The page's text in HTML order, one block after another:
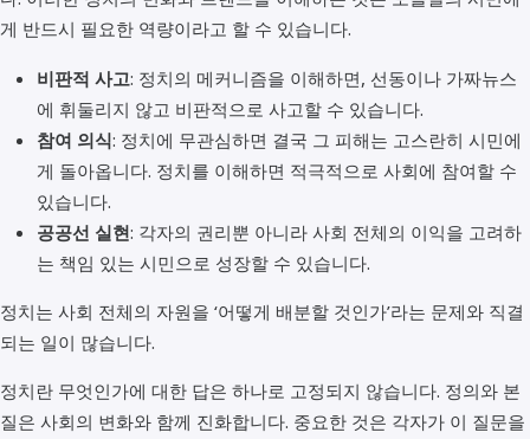
게 반드시 필요한 역량이라고 할 수 있습니다.
비판적 사고: 정치의 메커니즘을 이해하면, 선동이나 가짜뉴스
에 휘둘리지 않고 비판적으로 사고할 수 있습니다.
참여 의식: 정치에 무관심하면 결국 그 피해는 고스란히 시민에
게 돌아옵니다. 정치를 이해하면 적극적으로 사회에 참여할 수
있습니다.
공공선 실현: 각자의 권리뿐 아니라 사회 전체의 이익을 고려하
는 책임 있는 시민으로 성장할 수 있습니다.
정치는 사회 전체의 자원을 ‘어떻게 배분할 것인가’라는 문제와 직결
되는 일이 많습니다.
정치란 무엇인가에 대한 답은 하나로 고정되지 않습니다. 정의와 본
질은 사회의 변화와 함께 진화합니다. 중요한 것은 각자가 이 질문을